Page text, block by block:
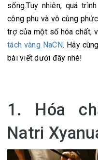
sống.Tuy nhiên, quá
công phu và vô cùng
trợ của một số hóa chất,
tách vàng NaCN. Hãy
bài viết dưới đây nhé!
1. Hóa
Natri